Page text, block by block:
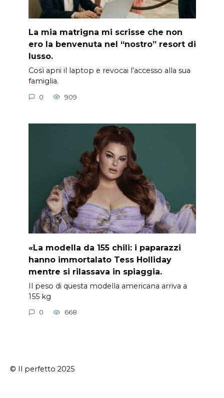
La mia matrigna mi scrisse che non
ero la benvenuta nel “nostro” resort di
lusso.
Così aprii il laptop e revocai l’accesso alla sua
famiglia.
0 909
«La modella da 155 chili: i paparazzi
hanno immortalato Tess Holliday
mentre si rilassava in spiaggia.
Il peso di questa modella americana arriva a
155 kg
0 668
© Il perfetto 2025